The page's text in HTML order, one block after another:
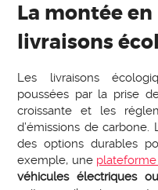
La montée
livraisons
Les livraisons
poussées par la prise
croissante et les
d’émissions de
des options durables
exemple, une
véhicules électriques